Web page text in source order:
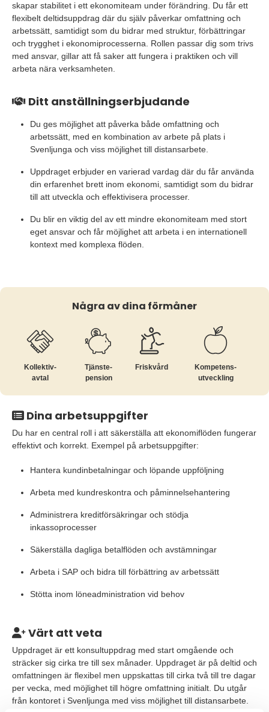
skapar stabilitet i ett ekonomiteam under förändring. Du får ett
flexibelt deltidsuppdrag där du själv påverkar omfattning och
arbetssätt, samtidigt som du bidrar med struktur, förbättringar
och trygghet i ekonomiprocesserna. Rollen passar dig som trivs
med ansvar, gillar att få saker att fungera i praktiken och vill
arbeta nära verksamheten.
Ditt anställningserbjudande
Du ges möjlighet att påverka både omfattning och
arbetssätt, med en kombination av arbete på plats i
Svenljunga och viss möjlighet till distansarbete.
Uppdraget erbjuder en varierad vardag där du får använda
din erfarenhet brett inom ekonomi, samtidigt som du bidrar
till att utveckla och effektivisera processer.
Du blir en viktig del av ett mindre ekonomiteam med stort
eget ansvar och får möjlighet att arbeta i en internationell
kontext med komplexa flöden.
Några av dina förmåner
Kollektiv­
avtal
Tjänste­
pension
Friskvård
Kompetens­
utveckling
Dina arbetsuppgifter
Du har en central roll i att säkerställa att ekonomiflöden fungerar
effektivt och korrekt. Exempel på arbetsuppgifter:
Hantera kundinbetalningar och löpande uppföljning
Arbeta med kundreskontra och påminnelsehantering
Administrera kreditförsäkringar och stödja
inkassoprocesser
Säkerställa dagliga betalflöden och avstämningar
Arbeta i SAP och bidra till förbättring av arbetssätt
Stötta inom löneadministration vid behov
Värt att veta
Uppdraget är ett konsultuppdrag med start omgående och
sträcker sig cirka tre till sex månader. Uppdraget är på deltid och
omfattningen är flexibel men uppskattas till cirka två till tre dagar
per vecka, med möjlighet till högre omfattning initialt. Du utgår
från kontoret i Svenljunga med viss möjlighet till distansarbete.